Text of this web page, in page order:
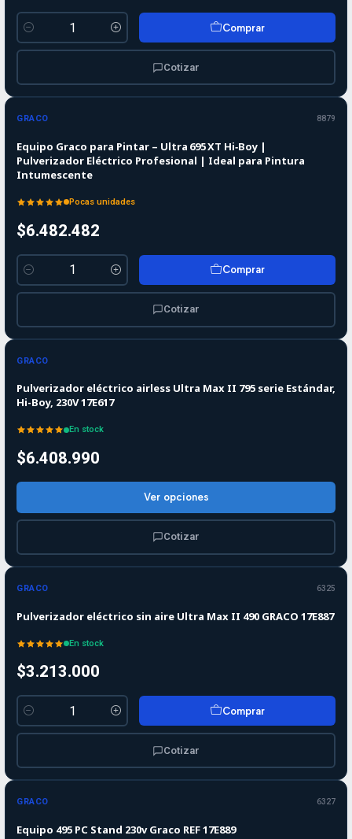
Cantidad
Comprar
Cotizar
GRACO 8879
Equipo Graco para Pintar – Ultra 695 XT Hi‑Boy |
Pulverizador Eléctrico Profesional | Ideal para Pintura
Intumescente
Pocas unidades
$6.482.482
Cantidad
Comprar
Cotizar
GRACO
Pulverizador eléctrico airless Ultra Max II 795 serie Estándar,
Hi-Boy, 230V 17E617
En stock
$6.408.990
Ver opciones
Cotizar
GRACO 6325
Pulverizador eléctrico sin aire Ultra Max II 490 GRACO 17E887
En stock
$3.213.000
Cantidad
Comprar
Cotizar
Agotado
GRACO 6327
Equipo 495 PC Stand 230v Graco REF 17E889